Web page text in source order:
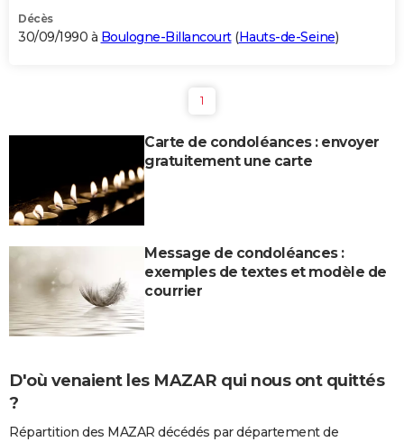
Décès
30/09/1990 à Boulogne-Billancourt(Hauts-de-Seine)
1
Carte de condoléances : envoyer
gratuitement une carte
Message de condoléances :
exemples de textes et modèle de
courrier
D'où venaient les MAZAR qui nous ont quittés
?
Répartition des MAZAR décédés par département de